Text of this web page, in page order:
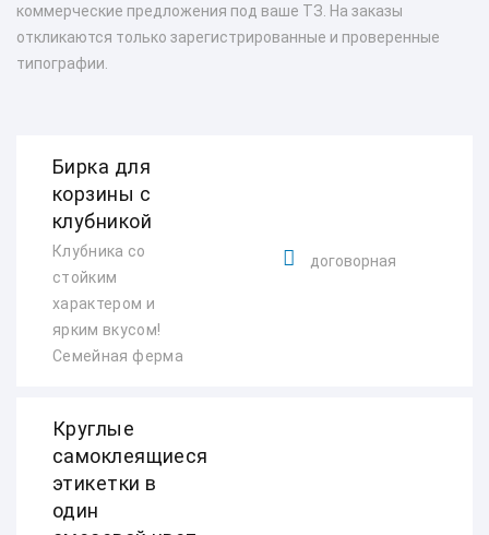
коммерческие предложения под ваше ТЗ. На заказы
откликаются только зарегистрированные и проверенные
типографии.
Бирка для
корзины с
клубникой
Клубника со
стойким
характером и
ярким вкусом!
Семейная ферма
договорная
Круглые
самоклеящиеся
этикетки в
один